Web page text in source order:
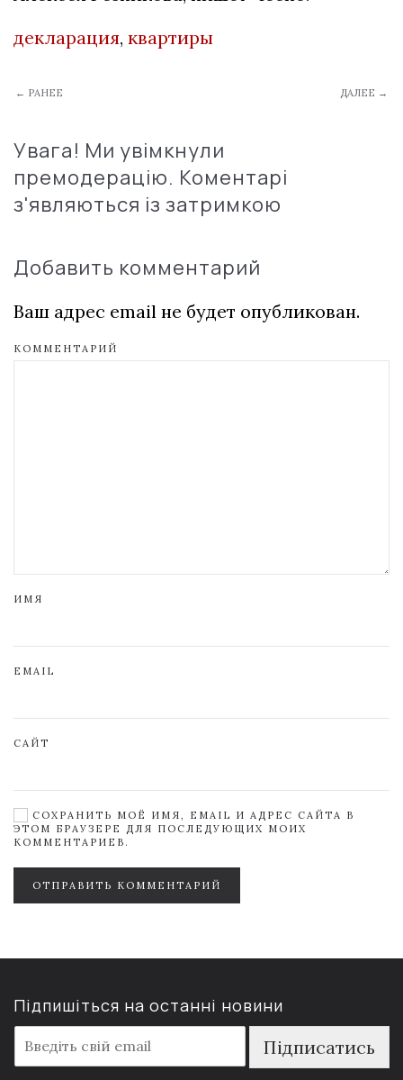
декларация, квартиры
← РАНЕЕ ДАЛЕЕ →
Увага! Ми увімкнули
премодерацію. Коментарі
з'являються із затримкою
Добавить комментарий
Ваш адрес email не будет опубликован.
КОММЕНТАРИЙ
ИМЯ
EMAIL
САЙТ
СОХРАНИТЬ МОЁ ИМЯ, EMAIL И АДРЕС САЙТА В
ЭТОМ БРАУЗЕРЕ ДЛЯ ПОСЛЕДУЮЩИХ МОИХ
КОММЕНТАРИЕВ.
ОТПРАВИТЬ КОММЕНТАРИЙ
Підпишіться на останні новини
m
a
Підписатись